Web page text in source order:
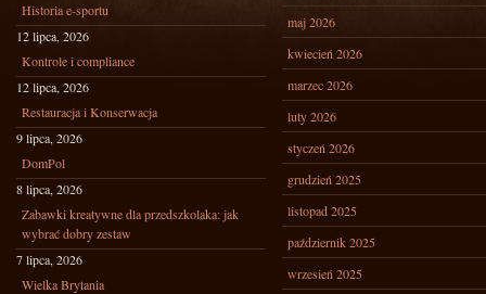
Historia e-sportu
12 lipca, 2026
Kontrole i compliance
12 lipca, 2026
Restauracja i Konserwacja
9 lipca, 2026
DomPol
8 lipca, 2026
Zabawki kreatywne dla przedszkolaka: jak
wybrać dobry zestaw
7 lipca, 2026
Wielka Brytania
maj 2026
kwiecień 2026
marzec 2026
luty 2026
styczeń 2026
grudzień 2025
listopad 2025
październik 2025
wrzesień 2025